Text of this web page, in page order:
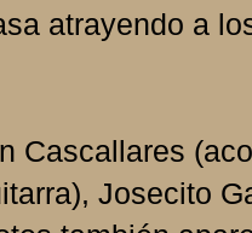
atrayendo a
Cascallares
Josecito